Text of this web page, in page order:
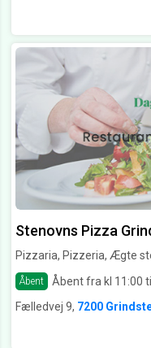
Stenovns Pizza
Pizzaria, Pizzeria, Ægte
Åbent Åbent fra kl 11:00
Fælledvej 9, 7200